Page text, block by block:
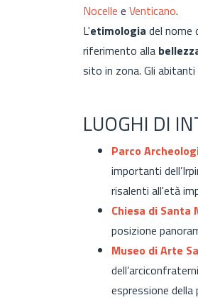
Nocelle e Venticano.
L'etimologia del nome
riferimento alla
sito in zona. Gli
LUOGHI DI
Parco
importanti
risalenti all'età
Chiesa di Santa
posizione
Museo di Arte
espressione